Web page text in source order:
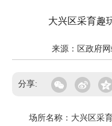
大兴区采育趣
来源：区政府
分享:
场所名称：大兴区采育